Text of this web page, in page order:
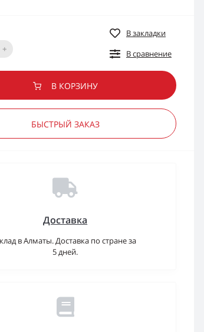
+
В закладки
В сравнение
В КОРЗИНУ
БЫСТРЫЙ ЗАКАЗ
Доставка
в Алматы. Доставка по стране за
5 дней.